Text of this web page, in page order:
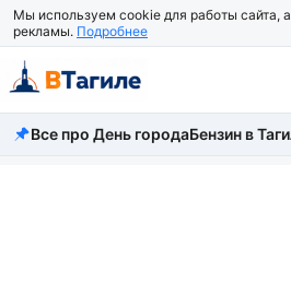
Мы используем cookie для работы сайта,
рекламы. Подробнее
Все новости
Все про День городаБензин в